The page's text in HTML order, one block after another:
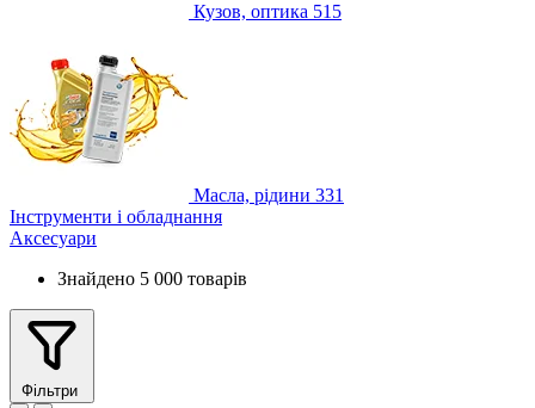
Кузов, оптика 515
Масла, рідини 331
Інструменти і обладнання
Аксесуари
Знайдено 5 000 товарів
Фільтри